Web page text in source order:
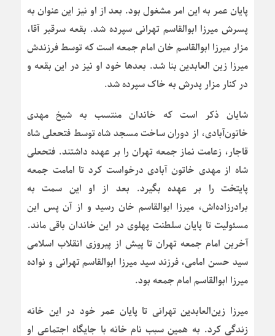
پایان عمر به این امر مشغول بود. بعد از او نیز این عنوان به
پسرش میرزا ابوالقاسم تهرانی سپرده شد. بقعه سرقبر آقا،
مزار میرزا ابوالقاسم خان امام جمعه است که توسط فرزندش
میرزا زین العابدین بنا شد. بعدها خود او نیز در این بقعه و
در کنار مزار پدرش به خاک سپرده شد.
شایان ذکر است که خاندان منتسب به شیخ مهدی
خاتون‌آبادی، از دوران ساخت مسجد شاه توسط فتحعلی شاه
قاجار، زعامت نماز جمعه تهران را بر عهده داشتند. فتحعلی
شاه از مهدی خاتون آبادی درخواست کرد تا امامت جمعه
پایتخت را بر عهده بگیرد. بعد از او این سمت به
برادرزاده‌اش، میرزا ابوالقاسم خان رسید و از آن پس این
مسئولیت تا پایان سلطنت پهلوی در این خاندان باقی ماند.
آخرین امام جمعه تهران تا پیش از پیروزی انقلاب اسلامی
سید حسن امامی، فرزند سید میرزا ابوالقاسم تهرانی و نواده
میرزا ابوالقاسم امام جمعه بود.
میرزا زین‌العابدین تهرانی تا پایان عمر خود در این خانه
زندگی کرد. به همین سبب نام خانه با جایگاه اجتماعی او